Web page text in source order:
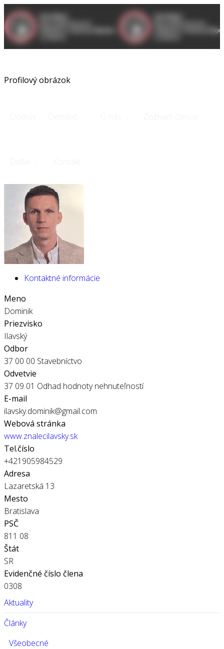
Dashboard Prihlásenie
Profilový obrázok
Kontaktné informácie
Meno
Dominik
Priezvisko
Ilavský
Odbor
37 00 00 Stavebníctvo
Odvetvie
37 09 01 Odhad hodnoty nehnuteľností
E-mail
ilavsky.dominik@gmail.com
Webová stránka
www.znalecilavsky.sk
Tel.číslo
+421905984529
Adresa
Lazaretská 13
Mesto
Bratislava
PSČ
811 08
Štát
SR
Evidenčné číslo člena
0308
Aktuality
Články
Všeobecné